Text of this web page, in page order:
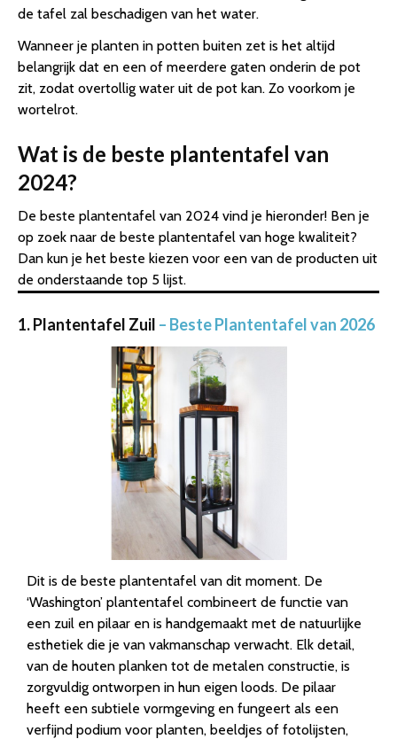
de tafel zal beschadigen van het water.
Wanneer je planten in potten buiten zet is het altijd
belangrijk dat en een of meerdere gaten onderin de pot
zit, zodat overtollig water uit de pot kan. Zo voorkom je
wortelrot.
Wat is de beste plantentafel van
2024?
De beste plantentafel van 2024 vind je hieronder! Ben je
op zoek naar de beste plantentafel van hoge kwaliteit?
Dan kun je het beste kiezen voor een van de producten uit
de onderstaande top 5 lijst.
1. Plantentafel Zuil – Beste Plantentafel van 2026
Dit is de beste plantentafel van dit moment. De
‘Washington’ plantentafel combineert de functie van
een zuil en pilaar en is handgemaakt met de natuurlijke
esthetiek die je van vakmanschap verwacht. Elk detail,
van de houten planken tot de metalen constructie, is
zorgvuldig ontworpen in hun eigen loods. De pilaar
heeft een subtiele vormgeving en fungeert als een
verfijnd podium voor planten, beeldjes of fotolijsten,